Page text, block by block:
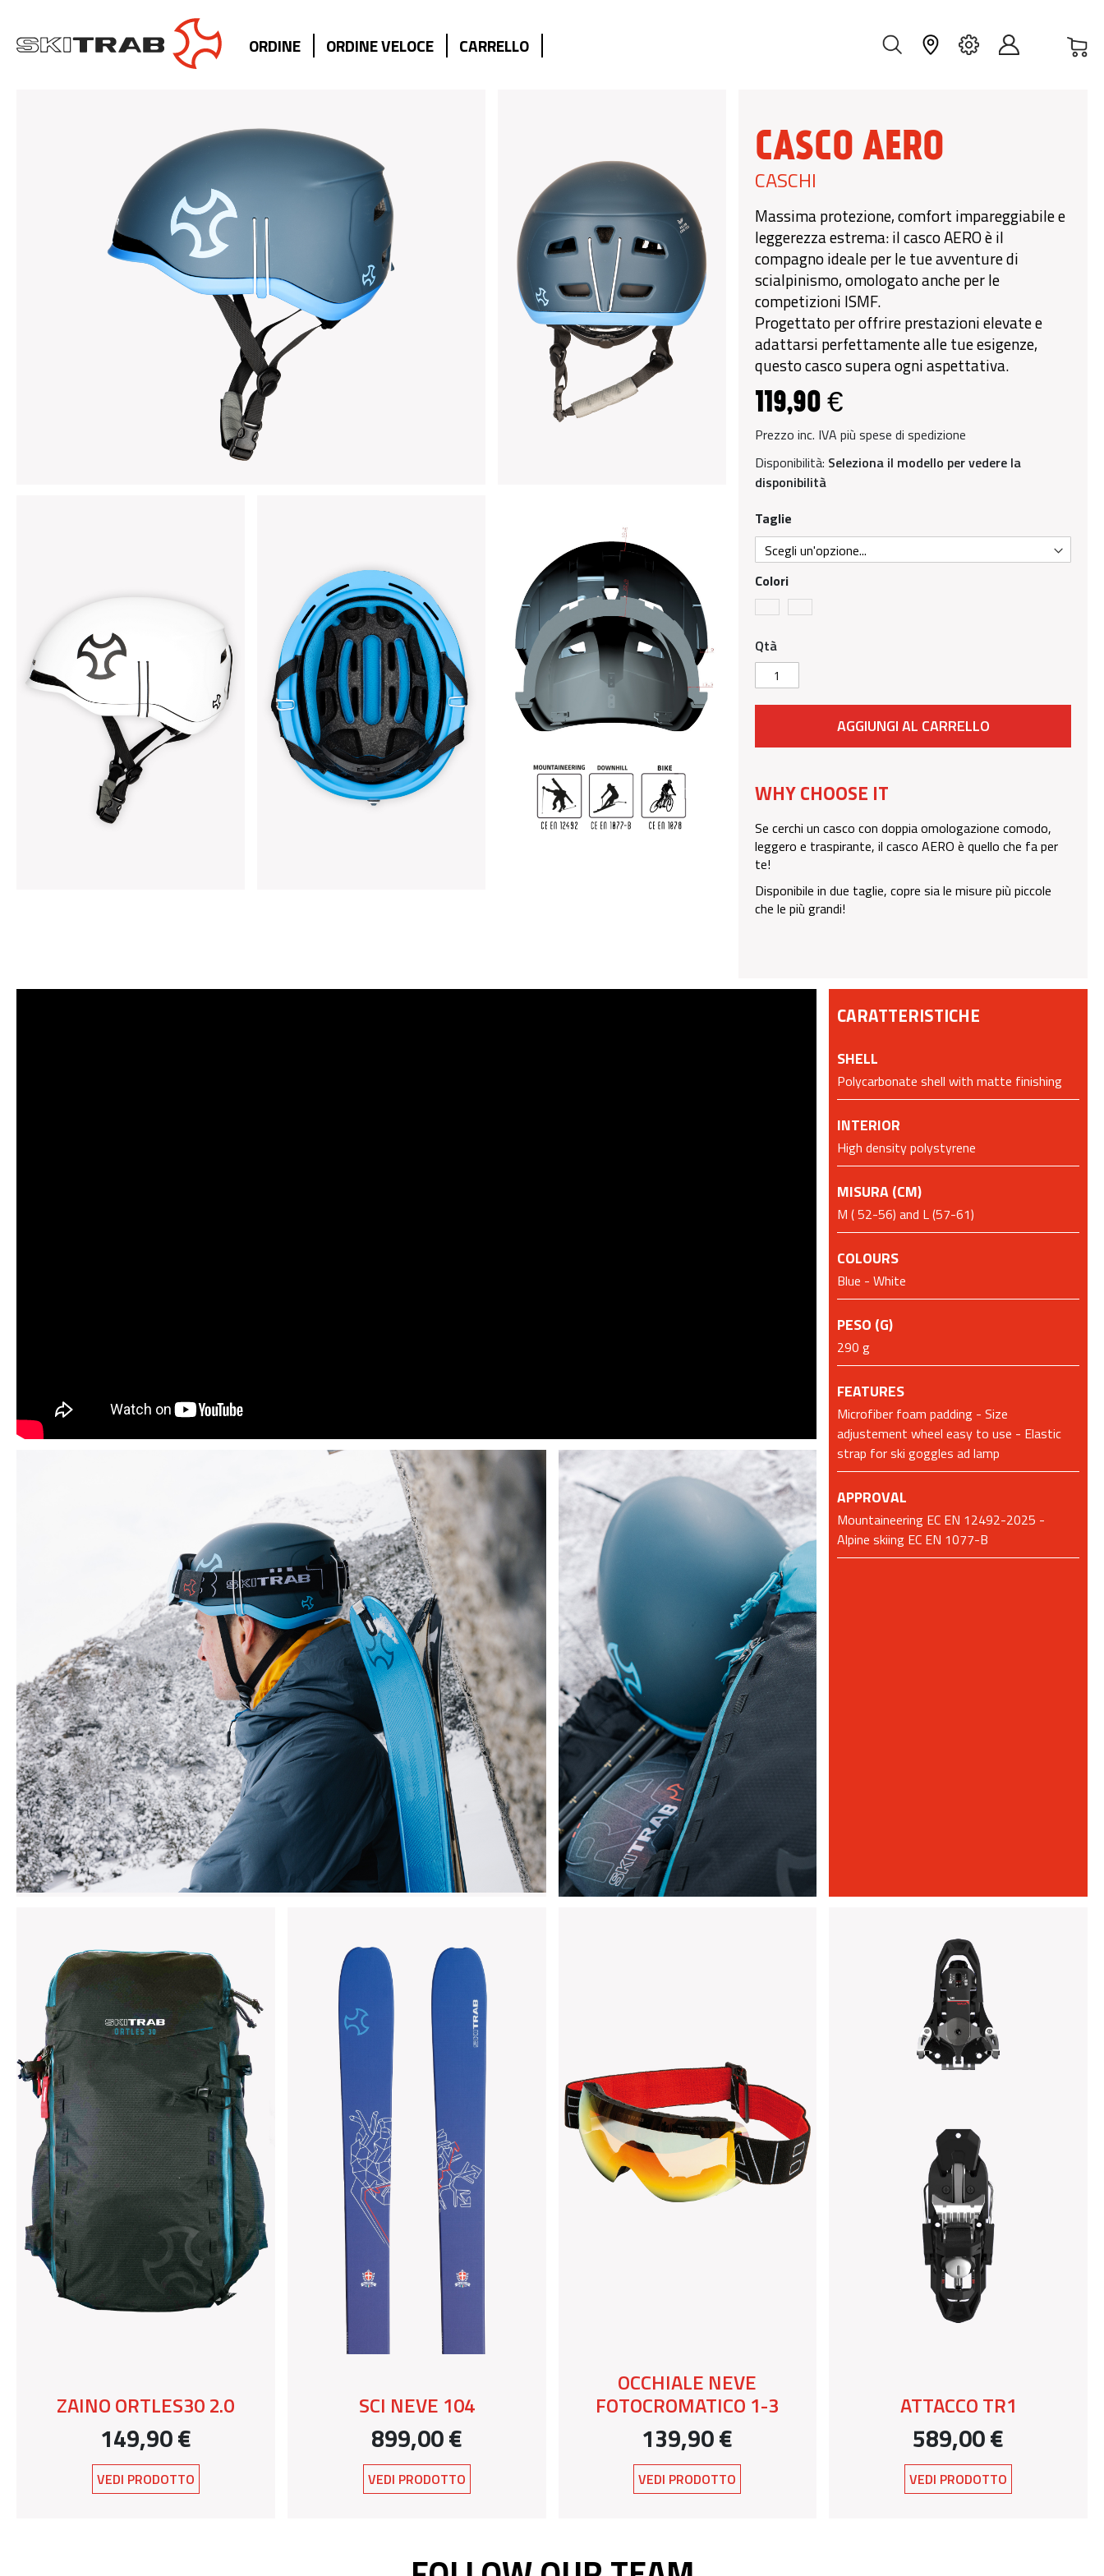
ORDINE ORDINE VELOCE CARRELLO
CASCO AERO
CASCHI
Massima protezione, comfort impareggiabile e
leggerezza estrema: il casco AERO è il
compagno ideale per le tue avventure di
scialpinismo, omologato anche per le
competizioni ISMF.
Progettato per offrire prestazioni elevate e
adattarsi perfettamente alle tue esigenze,
questo casco supera ogni aspettativa.
119,90 €
Prezzo inc. IVA più spese di spedizione
Disponibilità: Seleziona il modello per vedere la
disponibilità
Taglie
Colori
Qtà
AGGIUNGI AL CARRELLO
WHY CHOOSE IT
Se cerchi un casco con doppia omologazione comodo,
leggero e traspirante, il casco AERO è quello che fa per
te!
Disponibile in due taglie, copre sia le misure più piccole
che le più grandi!
CARATTERISTICHE
SHELL
Polycarbonate shell with matte finishing
INTERIOR
High density polystyrene
MISURA (CM)
M ( 52-56) and L (57-61)
COLOURS
Blue - White
PESO (G)
290 g
FEATURES
Microfiber foam padding - Size
adjustement wheel easy to use - Elastic
strap for ski goggles ad lamp
APPROVAL
Mountaineering EC EN 12492-2025 -
Alpine skiing EC EN 1077-B
ZAINO ORTLES30 2.0
149,90 €
VEDI PRODOTTO
SCI NEVE 104
899,00 €
VEDI PRODOTTO
OCCHIALE NEVE
FOTOCROMATICO 1-3
139,90 €
VEDI PRODOTTO
ATTACCO TR1
589,00 €
VEDI PRODOTTO